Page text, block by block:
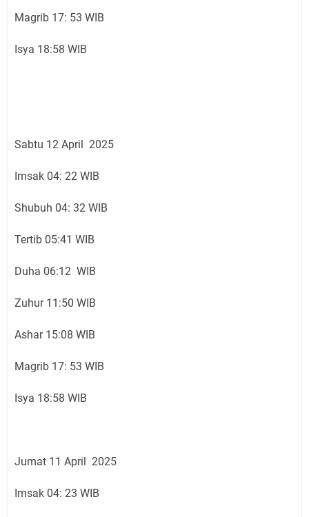
Magrib 17: 53 WIB
Isya 18:58 WIB
Sabtu 12 April 2025
Imsak 04: 22 WIB
Shubuh 04: 32 WIB
Tertib 05:41 WIB
Duha 06:12 WIB
Zuhur 11:50 WIB
Ashar 15:08 WIB
Magrib 17: 53 WIB
Isya 18:58 WIB
Jumat 11 April 2025
Imsak 04: 23 WIB